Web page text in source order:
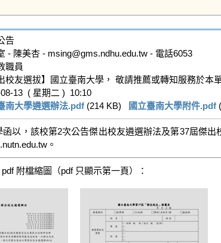
告
- 陳美杏 - msing@gms.ndhu.edu.tw - 電話6053
職員
校友選拔】國立臺南大學， 敬請推薦或轉知服務於本
13  ( 星期二 )  10:10
南大學遴選辦法.pdf (214 KB) 國立臺南大學附件.pdf
函以，該校第2次公告傑出校友遴選辦法及第37屆傑
附檔縮圖（pdf 只顯示第一頁）：